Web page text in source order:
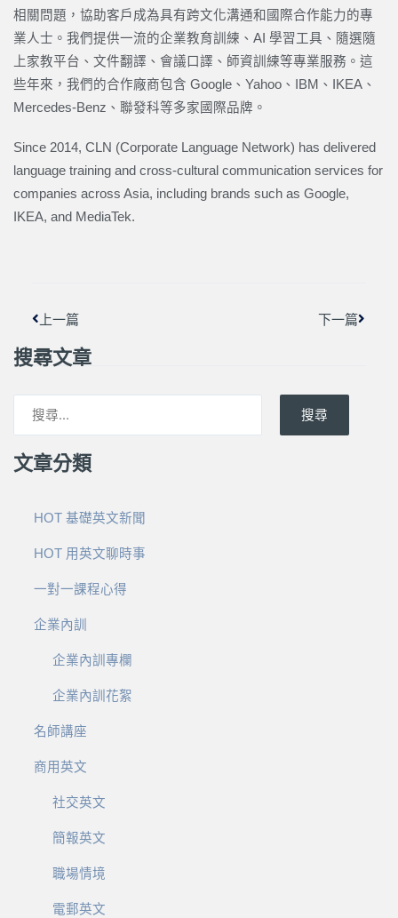
相關問題，協助客戶成為具有跨文化溝通和國際合作能力的專
業人士。我們提供一流的企業教育訓練、AI 學習工具、隨選隨
上家教平台、文件翻譯、會議口譯、師資訓練等專業服務。這
些年來，我們的合作廠商包含 Google、Yahoo、IBM、IKEA、
Mercedes-Benz、聯發科等多家國際品牌。
Since 2014, CLN (Corporate Language Network) has delivered
language training and cross-cultural communication services for
companies across Asia, including brands such as Google,
IKEA, and MediaTek.
上一篇 下一篇
搜尋文章
搜尋
文章分類
HOT 基礎英文新聞
HOT 用英文聊時事
一對一課程心得
企業內訓
企業內訓專欄
企業內訓花絮
名師講座
商用英文
社交英文
簡報英文
職場情境
電郵英文